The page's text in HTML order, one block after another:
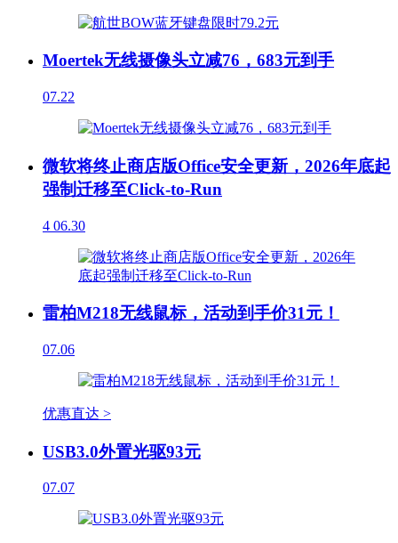
Moertek无线摄像头立减76，683元到手
07.22
微软将终止商店版Office安全更新，2026年底起
强制迁移至Click-to-Run
4 06.30
雷柏M218无线鼠标，活动到手价31元！
07.06
优惠直达 >
USB3.0外置光驱93元
07.07